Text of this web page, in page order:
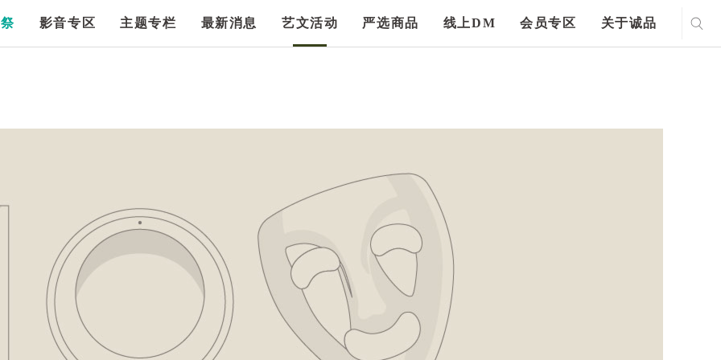
影音专区 主题专栏 最新消息 艺文活动 严选商品 线上DM 会员专区 关于诚品